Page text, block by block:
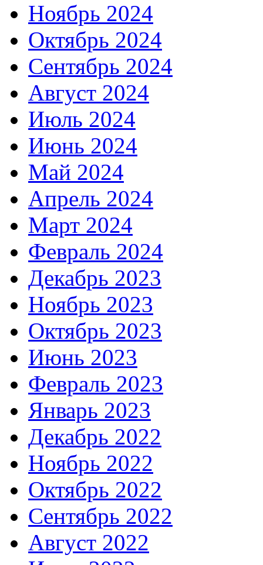
Ноябрь 2024
Октябрь 2024
Сентябрь 2024
Август 2024
Июль 2024
Июнь 2024
Май 2024
Апрель 2024
Март 2024
Февраль 2024
Декабрь 2023
Ноябрь 2023
Октябрь 2023
Июнь 2023
Февраль 2023
Январь 2023
Декабрь 2022
Ноябрь 2022
Октябрь 2022
Сентябрь 2022
Август 2022